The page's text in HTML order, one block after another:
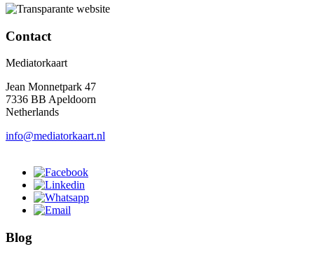
Contact
Mediatorkaart
Jean Monnetpark 47
7336 BB Apeldoorn
Netherlands
info@mediatorkaart.nl
Blog